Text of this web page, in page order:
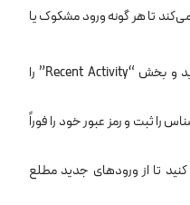
تا هر گونه ورود مشکوک یا
وارد تنظیمات امنیتی یوتیوب شوید و بخش “Recent Activity” را
را ثبت و رمز عبور خود را فوراً
تا از ورودهای جدید مطلع